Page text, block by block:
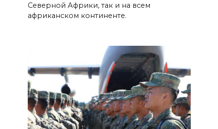
Северной Африки, так и на всем
африканском континенте.